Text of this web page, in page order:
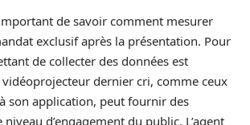
de savoir comment mesurer
exclusif après la présentation. Pour
de collecter des données est
dernier cri, comme ceux
à son application, peut fournir des
d’engagement du public. L’agent